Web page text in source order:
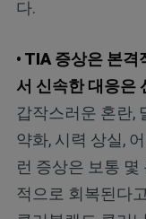
다.
• TIA 증상은 본
서 신속한 대응은
갑작스러운 혼란,
약화, 시력 상실,
런 증상은 보통 몇
적으로 회복된다